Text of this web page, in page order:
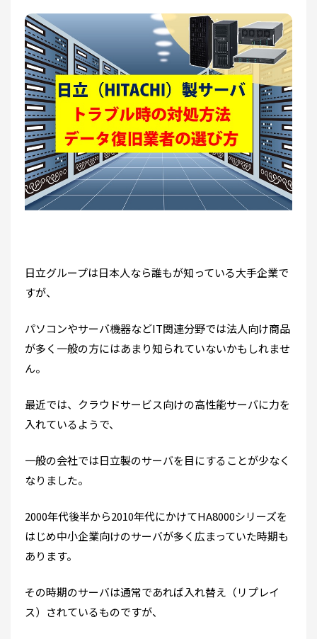
日立グループは日本人なら誰もが知っている大手企業で
すが、
パソコンやサーバ機器などIT関連分野では法人向け商品
が多く一般の方にはあまり知られていないかもしれませ
ん。
最近では、クラウドサービス向けの高性能サーバに力を
入れているようで、
一般の会社では日立製のサーバを目にすることが少なく
なりました。
2000年代後半から2010年代にかけてHA8000シリーズを
はじめ中小企業向けのサーバが多く広まっていた時期も
あります。
その時期のサーバは通常であれば入れ替え（リプレイ
ス）されているものですが、